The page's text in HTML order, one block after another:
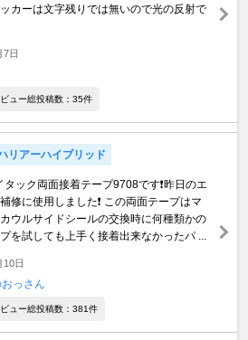
カーは文字残りでは無いので光の反射で
7日
ュー総投稿数：35件
リアーハイブリッド
タック両面接着テープ9708です❗️昨日のエ
修に使用しました❗️ この両面テープはマ
ウルサイドシールの交換時に何種類かの
を試しても上手く接着出来なかったパ ...
10日
っさん
ュー総投稿数：381件